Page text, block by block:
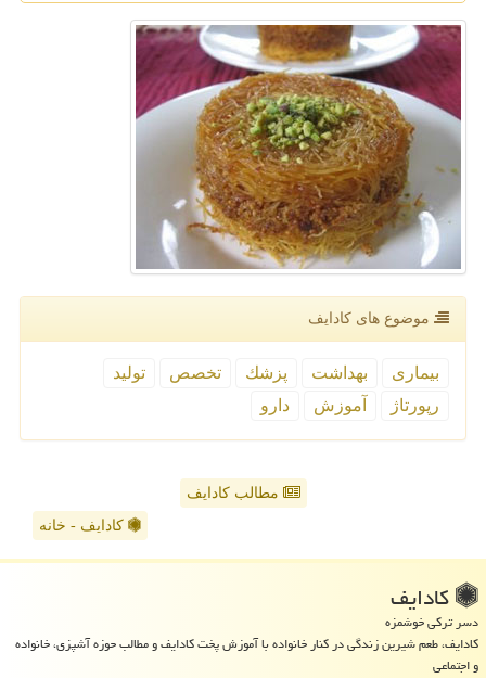
موضوع های كادایف
بیماری بهداشت پزشك تخصص
تولید
رپورتاژ
آموزش دارو
مطالب کادایف
کادایف - خانه
كادایف
دسر ترکی خوشمزه
کادایف، طعم شیرین زندگی در کنار خانواده با آموزش پخت کادایف و مطالب حوزه آشپزی، خانواده
و اجتماعی